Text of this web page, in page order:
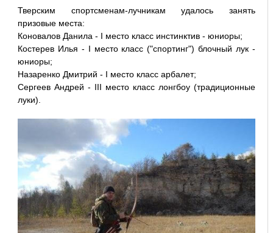
Тверским спортсменам-лучникам удалось занять
призовые места:
Коновалов Данила - I место класс инстинктив - юниоры;
Костерев Илья - I место класс ("спортинг") блочный лук -
юниоры;
Назаренко Дмитрий - I место класс арбалет;
Сергеев Андрей - III место класс лонгбоу (традиционные
луки).